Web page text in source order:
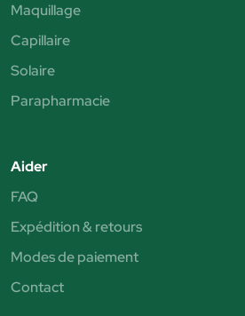
Maquillage
Capillaire
Solaire
Parapharmacie
Aider
FAQ
Expédition & retours
Modes de paiement
Contact